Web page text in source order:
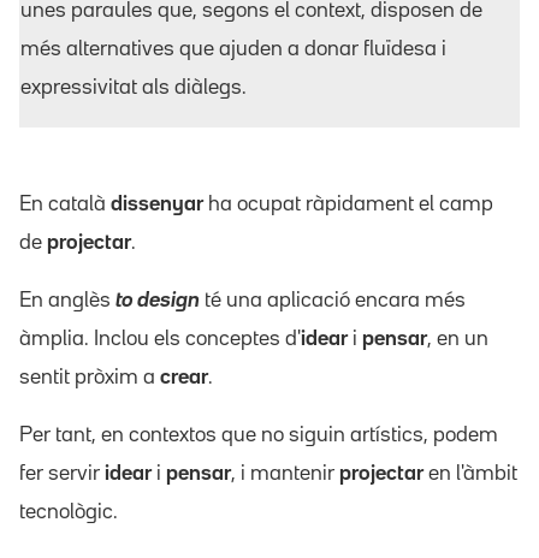
unes paraules que, segons el context, disposen de
més alternatives que ajuden a donar fluïdesa i
expressivitat als diàlegs.
En català dissenyarha ocupat ràpidament el camp
de projectar.
En anglès to design té una aplicació encara més
àmplia. Inclou els conceptes d'ideari pensar, en un
sentit pròxim a crear.
Per tant, en contextos que no siguin artístics, podem
fer servir ideari pensar, i mantenir projectaren l'àmbit
tecnològic.